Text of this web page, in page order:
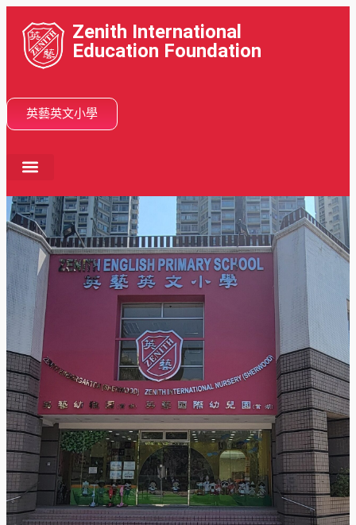
Zenith International
Education Foundation
英藝英文小學